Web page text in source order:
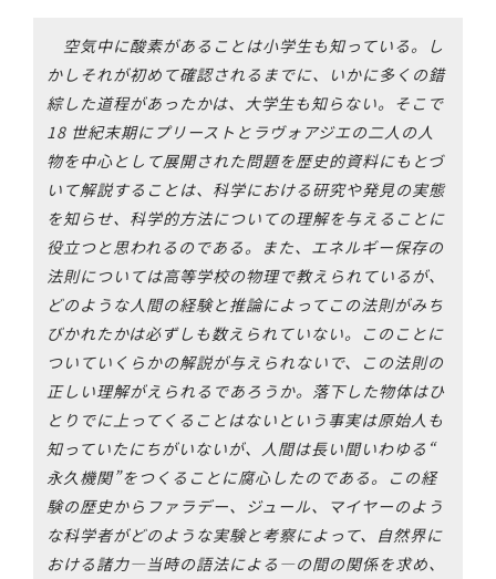
空気中に酸素があることは小学生も知っている。し
かしそれが初めて確認されるまでに、いかに多くの錯
綜した道程があったかは、大学生も知らない。そこで
18 世紀末期にプリーストとラヴォアジエの二人の人
物を中心として展開された問題を歴史的資料にもとづ
いて解説することは、科学における研究や発見の実態
を知らせ、科学的方法についての理解を与えることに
役立つと思われるのである。また、エネルギー保存の
法則については高等学校の物理で教えられているが、
どのような人間の経験と推論によってこの法則がみち
びかれたかは必ずしも数えられていない。このことに
ついていくらかの解説が与えられないで、この法則の
正しい理解がえられるであろうか。落下した物体はひ
とりでに上ってくることはないという事実は原始人も
知っていたにちがいないが、人間は長い間いわゆる“
永久機関”をつくることに腐心したのである。この経
験の歴史からファラデー、ジュール、マイヤーのよう
な科学者がどのような実験と考察によって、自然界に
おける諸力―当時の語法による―の間の関係を求め、